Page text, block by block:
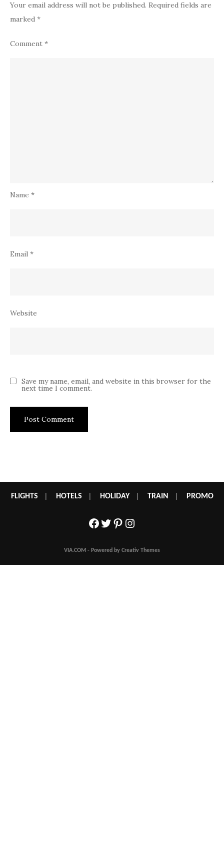
Your email address will not be published. Required fields are
marked *
Comment *
Name *
Email *
Website
Save my name, email, and website in this browser for the
next time I comment.
FLIGHTS HOTELS HOLIDAY| TRAIN PROMO
Facebook
Twitter
Pinterest
Instagram
VIA.COM - Powered by Creativ Themes